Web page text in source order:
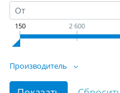
150 2 600
Производитель